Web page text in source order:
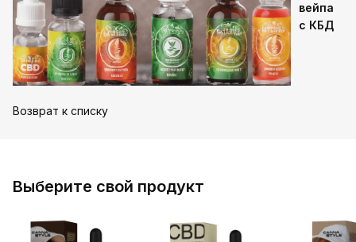
вейпа
с КБД
Возврат к списку
Выберите свой продукт